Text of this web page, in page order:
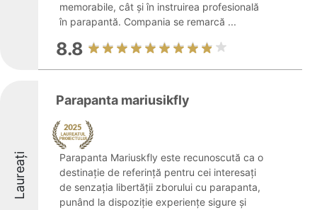
memorabile, cât și în instruirea profesională
în parapantă. Compania se remarcă ...
8.8
Laureați
Parapanta mariusikfly
Parapanta Mariuskfly este recunoscută ca o
destinație de referință pentru cei interesați
de senzația libertății zborului cu parapanta,
punând la dispoziție experiențe sigure și